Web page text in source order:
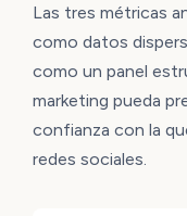
Las tres métricas
como datos
como un panel
marketing pueda
confianza con la
redes sociales.